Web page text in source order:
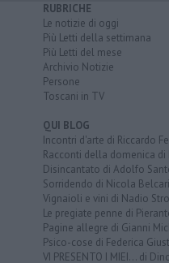
RUBRICHE
Le notizie di oggi
Più Letti della settimana
Più Letti del mese
Archivio Notizie
Persone
Toscani in TV
QUI BLOG
Incontri d'arte di Riccardo
Racconti della domenica di
Disincantato di Adolfo
Sorridendo di Nicola Belcari
Vignaioli e vini di Nadio
Le pregiate penne di
Pagine allegre di Gianni
Psico-cose di Federica
VI PRESENTO I MIEI... di